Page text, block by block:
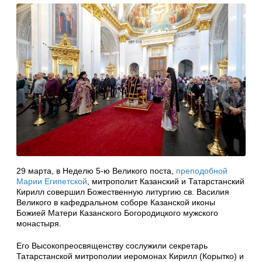
29 марта, в Неделю 5-ю Великого поста, преподобной
Марии Египетской , митрополит Казанский и Татарстанский
Кирилл совершил Божественную литургию св. Василия
Великого в кафедральном соборе Казанской иконы
Божией Матери Казанского Богородицкого мужского
монастыря.
Его Высокопреосвященству сослужили секретарь
Татарстанской митрополии иеромонах Кирилл (Корытко) и